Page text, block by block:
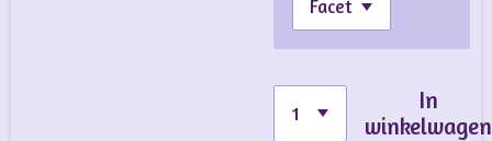
In
winkelwagen